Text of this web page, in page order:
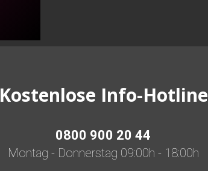
Kostenlose Info-Hotline
0800 900 20 44
Montag - Donnerstag 09:00h - 18:00h